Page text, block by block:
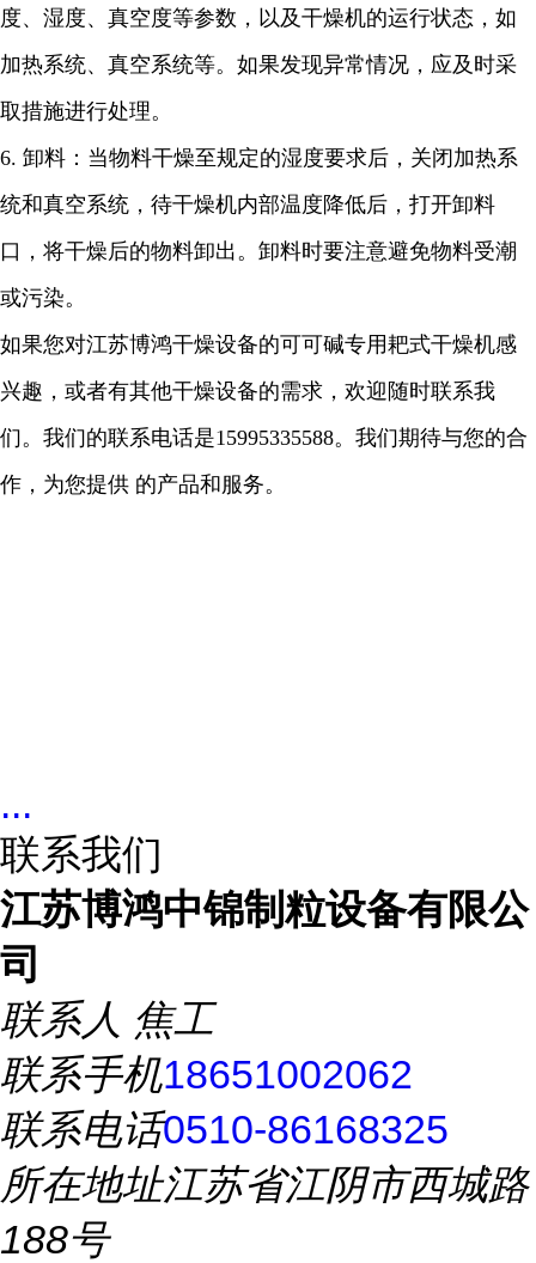
度、湿度、真空度等参数，以及干燥机的运行状态，如
加热系统、真空系统等。如果发现异常情况，应及时采
取措施进行处理。
6. 卸料：当物料干燥至规定的湿度要求后，关闭加热系
统和真空系统，待干燥机内部温度降低后，打开卸料
口，将干燥后的物料卸出。卸料时要注意避免物料受潮
或污染。
如果您对江苏博鸿干燥设备的可可碱专用耙式干燥机感
兴趣，或者有其他干燥设备的需求，欢迎随时联系我
们。我们的联系电话是15995335588。我们期待与您的合
作，为您提供 的产品和服务。
...
联系我们
江苏博鸿中锦制粒设备有限公
司
联系人 焦工
联系手机18651002062
联系电话0510-86168325
所在地址江苏省江阴市西城路
188号